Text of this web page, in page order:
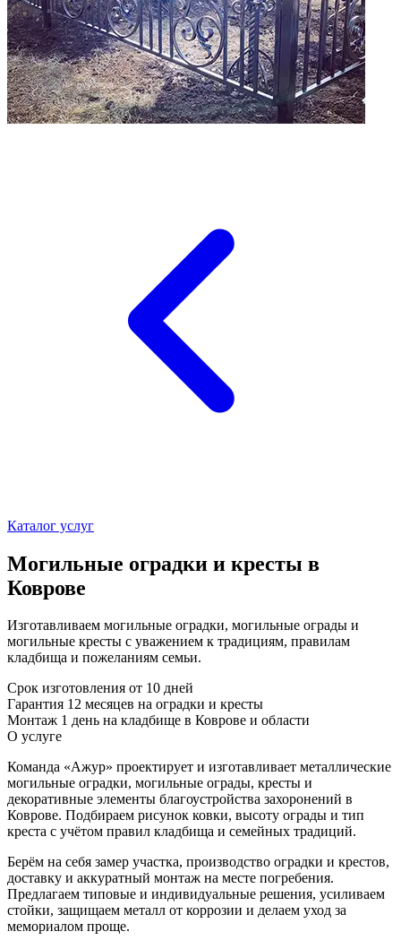
Каталог услуг
Могильные оградки и кресты в
Коврове
Изготавливаем могильные оградки, могильные ограды и
могильные кресты с уважением к традициям, правилам
кладбища и пожеланиям семьи.
Срок изготовления от 10 дней
Гарантия 12 месяцев на оградки и кресты
Монтаж 1 день на кладбище в Коврове и области
О услуге
Команда «Ажур» проектирует и изготавливает металлические
могильные оградки, могильные ограды, кресты и
декоративные элементы благоустройства захоронений в
Коврове. Подбираем рисунок ковки, высоту ограды и тип
креста с учётом правил кладбища и семейных традиций.
Берём на себя замер участка, производство оградки и крестов,
доставку и аккуратный монтаж на месте погребения.
Предлагаем типовые и индивидуальные решения, усиливаем
стойки, защищаем металл от коррозии и делаем уход за
мемориалом проще.